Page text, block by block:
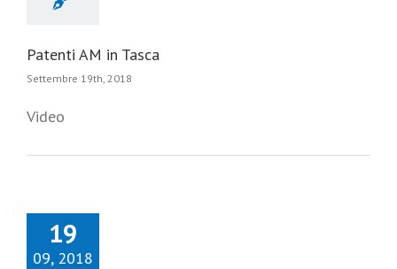
Patenti AM in Tasca
Settembre 19th, 2018
Video
19
09, 2018